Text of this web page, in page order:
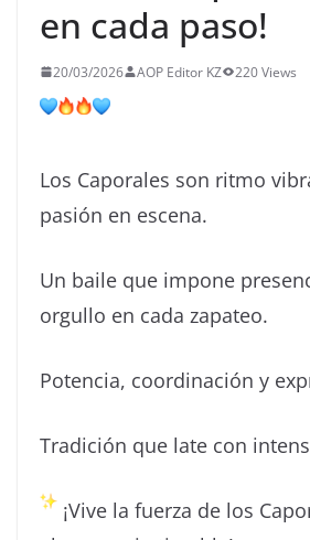
en cada paso!
20/03/2026 AOP Editor KZ 220 Views
Los Caporales son ritmo
pasión en escena.
Un baile que impone
orgullo en cada zapateo.
Potencia, coordinación y
Tradición que late con
¡Vive la fuerza de los